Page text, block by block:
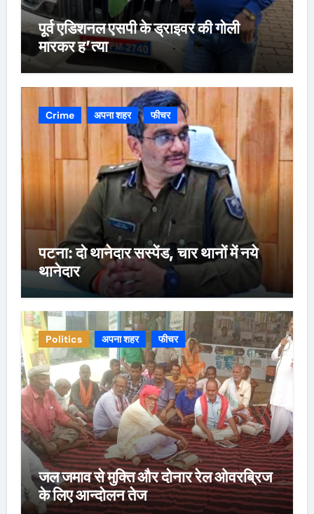
पूर्व एडिशनल एसपी के ड्राइवर की गोली
मारकर ह’त्या
Crime अपना शहर फीचर
पटना: दो थानेदार सस्पेंड, चार थानों में नये
थानेदार
Politics अपना शहर फीचर
जल जमाव से मुक्ति और दोनार रेल ओवरब्रिज
के लिए आन्दोलन तेज